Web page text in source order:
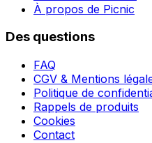
À propos de Picnic
Des questions
FAQ
CGV & Mentions
Politique de
Rappels de produits
Cookies
Contact